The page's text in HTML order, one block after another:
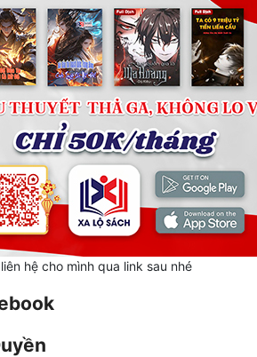
hệ cho mình qua link sau nhé